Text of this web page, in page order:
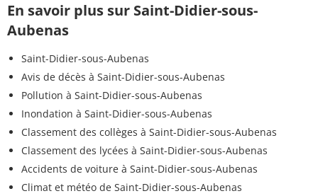
En savoir plus sur Saint-Didier-sous-
Aubenas
Saint-Didier-sous-Aubenas
Avis de décès à Saint-Didier-sous-Aubenas
Pollution à Saint-Didier-sous-Aubenas
Inondation à Saint-Didier-sous-Aubenas
Classement des collèges à Saint-Didier-sous-Aubenas
Classement des lycées à Saint-Didier-sous-Aubenas
Accidents de voiture à Saint-Didier-sous-Aubenas
Climat et météo de Saint-Didier-sous-Aubenas